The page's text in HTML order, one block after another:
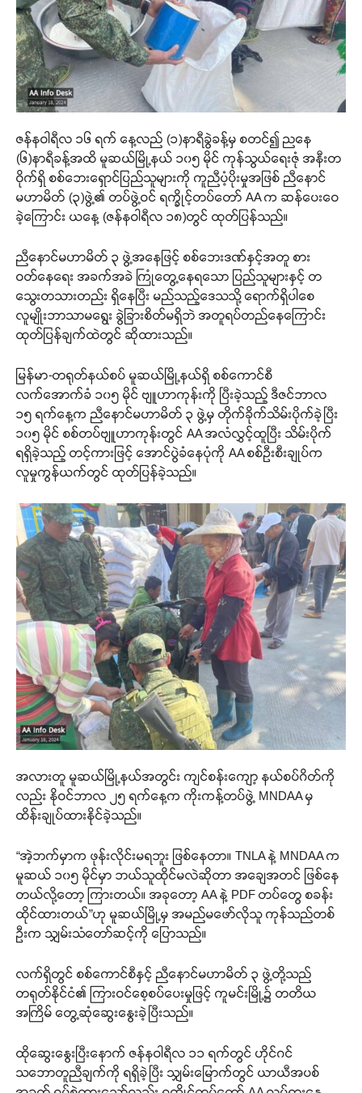
ဇန်နဝါရီလ ၁၆ ရက် နေ့လည် (၁)နာရီခွဲခန့်မှ စတင်၍ ညနေ
(၆)နာရီခန့်အထိ မူဆယ်မြို့နယ် ၁၀၅ မိုင် ကုန်သွယ်ရေးဇုံ အနီးတ
ဝိုက်ရှိ စစ်ဘေးရှောင်ပြည်သူများကို ကူညီပံ့ပိုးမှုအဖြစ် ညီနောင်
မဟာမိတ် (၃)ဖွဲ့၏ တပ်ဖွဲ့ဝင် ရက္ခိုင့်တပ်တော် AA က ဆန်ပေးဝေ
ခဲ့ကြောင်း ယနေ့ (ဇန်နဝါရီလ ၁၈)တွင် ထုတ်ပြန်သည်။
ညီနောင်မဟာမိတ် ၃ ဖွဲ့အနေဖြင့် စစ်ဘေးဒဏ်နှင့်အတူ စား
ဝတ်နေရေး အခက်အခဲ ကြုံတွေ့နေရသော ပြည်သူများနှင့် တ
သွေးတသားတည်း ရှိနေပြီး မည်သည့်ဒေသသို့ ရောက်ရှိပါစေ
လူမျိုးဘာသာမရွေး ခွဲခြားစိတ်မရှိဘဲ အတူရပ်တည်နေကြောင်း
ထုတ်ပြန်ချက်ထဲတွင် ဆိုထားသည်။
မြန်မာ-တရုတ်နယ်စပ် မူဆယ်မြို့နယ်ရှိ စစ်ကောင်စီ
လက်အောက်ခံ ၁၀၅ မိုင် ဗျူဟာကုန်းကို ပြီးခဲ့သည့် ဒီဇင်ဘာလ
၁၅ ရက်နေ့က ညီနောင်မဟာမိတ် ၃ ဖွဲ့မှ တိုက်ခိုက်သိမ်းပိုက်ခဲ့ပြီး
၁၀၅ မိုင် စစ်တပ်ဗျူဟာကုန်းတွင် AA အလံလွှင့်ထူပြီး သိမ်းပိုက်
ရရှိခဲ့သည့် တင့်ကားဖြင့် အောင်ပွဲခံနေပုံကို AA စစ်ဦးစီးချုပ်က
လူမှုကွန်ယက်တွင် ထုတ်ပြန်ခဲ့သည်။
အလားတူ မူဆယ်မြို့နယ်အတွင်း ကျင်စန်းကျော့ နယ်စပ်ဂိတ်ကို
လည်း နိုဝင်ဘာလ ၂၅ ရက်နေ့က ကိုးကန့်တပ်ဖွဲ့ MNDAA မှ
ထိန်းချုပ်ထားနိုင်ခဲ့သည်။
“အဲ့ဘက်မှာက ဖုန်းလိုင်းမရဘူး ဖြစ်နေတာ။ TNLA နဲ့ MNDAA က
မူဆယ် ၁၀၅ မိုင်မှာ ဘယ်သူထိုင်မလဲဆိုတာ အချေအတင် ဖြစ်နေ
တယ်လို့တော့ ကြားတယ်။ အခုတော့ AA နဲ့ PDF တပ်တွေ စခန်း
ထိုင်ထားတယ်”ဟု မူဆယ်မြို့မှ အမည်မဖော်လိုသူ ကုန်သည်တစ်
ဦးက သျှမ်းသံတော်ဆင့်ကို ပြောသည်။
လက်ရှိတွင် စစ်ကောင်စီနှင့် ညီနောင်မဟာမိတ် ၃ ဖွဲ့တို့သည်
တရုတ်နိုင်ငံ၏ ကြားဝင်စေ့စပ်ပေးမှုဖြင့် ကူမင်းမြို့၌ တတိယ
အကြိမ် တွေ့ဆုံဆွေးနွေးခဲ့ပြီးသည်။
ထိုဆွေးနွေးပြီးနောက် ဇန်နဝါရီလ ၁၁ ရက်တွင် ဟိုင်ဂင်
သဘောတူညီချက်ကို ရရှိခဲ့ပြီး သျှမ်းမြောက်တွင် ယာယီအပစ်